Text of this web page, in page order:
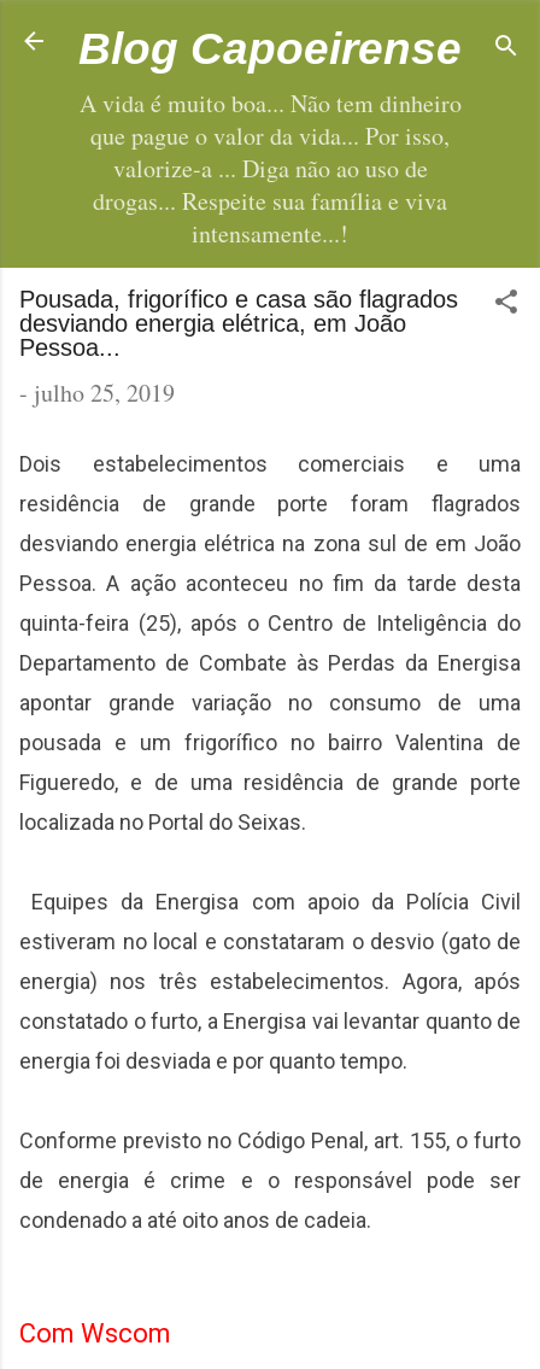
Pular para o conteúdo principal
Blog Capoeirense
A vida é muito boa... Não tem dinheiro
que pague o valor da vida... Por isso,
valorize-a ... Diga não ao uso de
drogas... Respeite sua família e viva
intensamente...!
Pousada, frigorífico e casa são flagrados
desviando energia elétrica, em João
Pessoa...
- julho 25, 2019
Dois estabelecimentos comerciais e uma
residência de grande porte foram flagrados
desviando energia elétrica na zona sul de em João
Pessoa. A ação aconteceu no fim da tarde desta
quinta-feira (25), após o Centro de Inteligência do
Departamento de Combate às Perdas da Energisa
apontar grande variação no consumo de uma
pousada e um frigorífico no bairro Valentina de
Figueredo, e de uma residência de grande porte
localizada no Portal do Seixas.
Equipes da Energisa com apoio da Polícia Civil
estiveram no local e constataram o desvio (gato de
energia) nos três estabelecimentos. Agora, após
constatado o furto, a Energisa vai levantar quanto de
energia foi desviada e por quanto tempo.
Conforme previsto no Código Penal, art. 155, o furto
de energia é crime e o responsável pode ser
condenado a até oito anos de cadeia.
Com Wscom